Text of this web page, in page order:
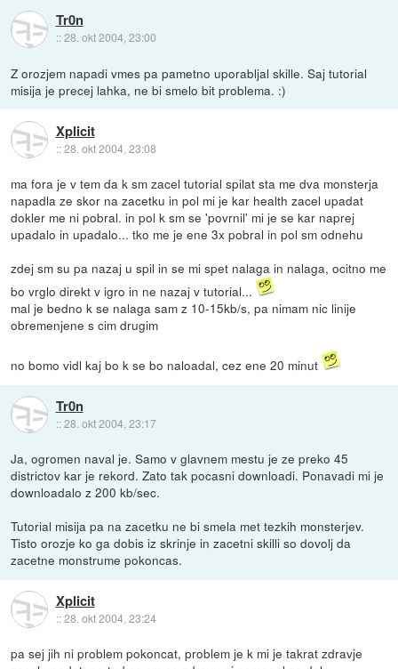
Tr0n
::28. okt 2004, 23:00
Z orozjem napadi vmes pa pametno uporabljal skille. Saj tutorial
misija je precej lahka, ne bi smelo bit problema. :)
Xplicit
::28. okt 2004, 23:08
ma fora je v tem da k sm zacel tutorial spilat sta me dva monsterja
napadla ze skor na zacetku in pol mi je kar health zacel upadat
dokler me ni pobral. in pol k sm se 'povrnil' mi je se kar naprej
upadalo in upadalo... tko me je ene 3x pobral in pol sm odnehu
zdej sm su pa nazaj u spil in se mi spet nalaga in nalaga, ocitno me
bo vrglo direkt v igro in ne nazaj v tutorial...
mal je bedno k se nalaga sam z 10-15kb/s, pa nimam nic linije
obremenjene s cim drugim
no bomo vidl kaj bo k se bo naloadal, cez ene 20 minut
Tr0n
::28. okt 2004, 23:17
Ja, ogromen naval je. Samo v glavnem mestu je ze preko 45
districtov kar je rekord. Zato tak pocasni downloadi. Ponavadi mi je
downloadalo z 200 kb/sec.
Tutorial misija pa na zacetku ne bi smela met tezkih monsterjev.
Tisto orozje ko ga dobis iz skrinje in zacetni skilli so dovolj da
zacetne monstrume pokoncas.
Xplicit
::28. okt 2004, 23:24
pa sej jih ni problem pokoncat, problem je k mi je takrat zdravje